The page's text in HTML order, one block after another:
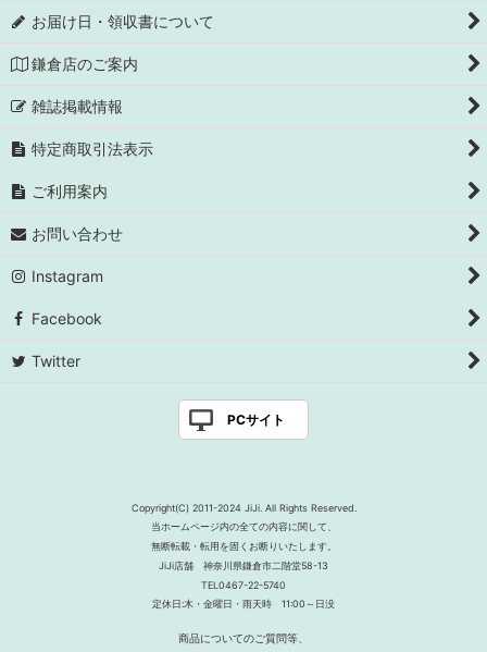
お届け日・領収書について
鎌倉店のご案内
雑誌掲載情報
特定商取引法表示
ご利用案内
お問い合わせ
Instagram
Facebook
Twitter
PCサイト
Copyright(C) 2011-2024 JiJi. All Rights Reserved.
当ホームページ内の全ての内容に関して、
無断転載・転用を固くお断りいたします。
JiJi店舗 神奈川県鎌倉市二階堂58-13
TEL0467-22-5740
定休日:木・金曜日・雨天時 11:00～日没
商品についてのご質問等、